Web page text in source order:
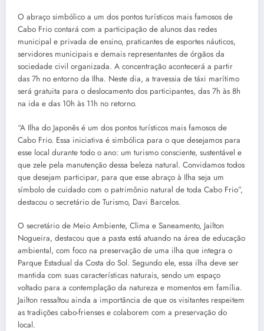
O abraço simbólico a um dos pontos turísticos mais famosos de
Cabo Frio contará com a participação de alunos das redes
municipal e privada de ensino, praticantes de esportes náuticos,
servidores municipais e demais representantes de órgãos da
sociedade civil organizada. A concentração acontecerá a partir
das 7h no entorno da Ilha. Neste dia, a travessia de táxi marítimo
será gratuita para o deslocamento dos participantes, das 7h às 8h
na ida e das 10h às 11h no retorno.
“A Ilha do Japonês é um dos pontos turísticos mais famosos de
Cabo Frio. Essa iniciativa é simbólica para o que desejamos para
esse local durante todo o ano: um turismo consciente, sustentável e
que zele pela manutenção dessa beleza natural. Convidamos todos
que desejam participar, para que esse abraço à Ilha seja um
símbolo de cuidado com o patrimônio natural de toda Cabo Frio”,
destacou o secretário de Turismo, Davi Barcelos.
O secretário de Meio Ambiente, Clima e Saneamento, Jailton
Nogueira, destacou que a pasta está atuando na área de educação
ambiental, com foco na preservação de uma ilha que integra o
Parque Estadual da Costa do Sol. Segundo ele, essa ilha deve ser
mantida com suas características naturais, sendo um espaço
voltado para a contemplação da natureza e momentos em família.
Jailton ressaltou ainda a importância de que os visitantes respeitem
as tradições cabo-frienses e colaborem com a preservação do
local.